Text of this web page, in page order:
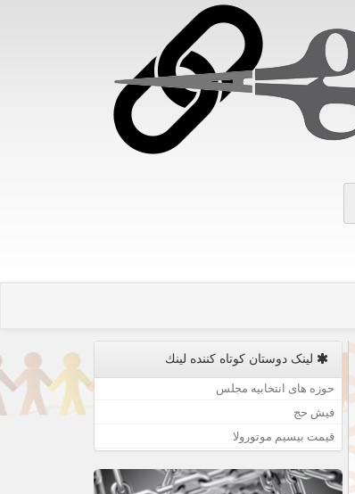
لینک دوستان كوتاه كننده لینك
حوزه های انتخابیه مجلس
فیش حج
قیمت بیسیم موتورولا